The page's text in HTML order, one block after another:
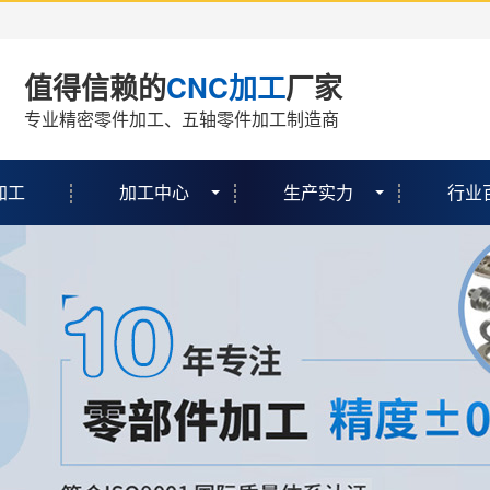
值得信赖的CNC加工厂家
专业精密零件加工、五轴零件加工制造商
工 加工中心 生产实力 行业